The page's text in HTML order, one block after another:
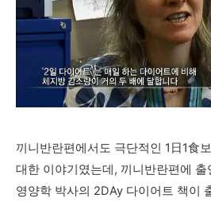
끼니반란편에서도 극단적인 1日1食
대한 이야기였는데, 끼니반란편에
영양학 박사의 2DAy 다이어트 책이